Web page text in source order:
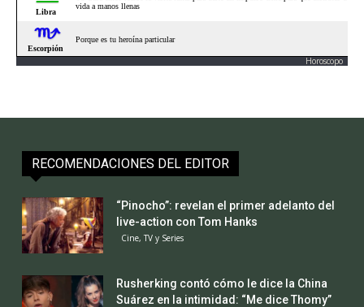
Horoscopo
RECOMENDACIONES DEL EDITOR
“Pinocho”: revelan el primer adelanto del
live-action con Tom Hanks
Cine, TV y Series
Rusherking contó cómo le dice la China
Suárez en la intimidad: “Me dice Thomy”